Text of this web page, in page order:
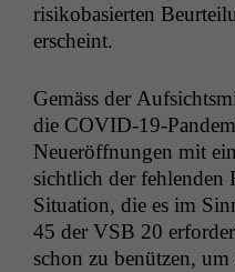
risikobasierten
erscheint.
Gemäss der
die COVID-19-
Neueröff­nun­gen mit
sichtlich der fehlen­den
Sit­u­a­tion, die es im
45 der VSB 20
schon zu benützen,